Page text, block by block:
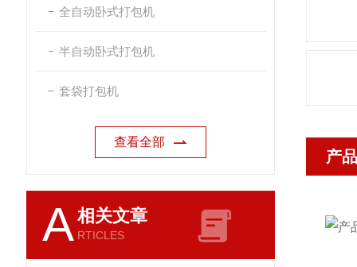
全自动卧式打包机
半自动卧式打包机
套袋打包机
查看全部
A相关文章
RTICLES
产